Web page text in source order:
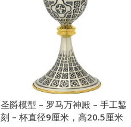
圣爵模型 – 罗马万神殿 – 手工錾
刻 – 杯直径9厘米，高20.5厘米